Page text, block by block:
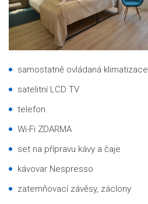
samostatně ovládaná klimatizace
satelitní LCD TV
telefon
Wi-Fi ZDARMA
set na přípravu kávy a čaje
kávovar Nespresso
zatemňovací závěsy, záclony